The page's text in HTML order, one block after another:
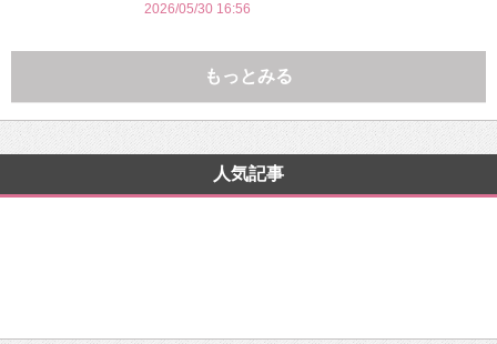
2026/05/30 16:56
もっとみる
人気記事